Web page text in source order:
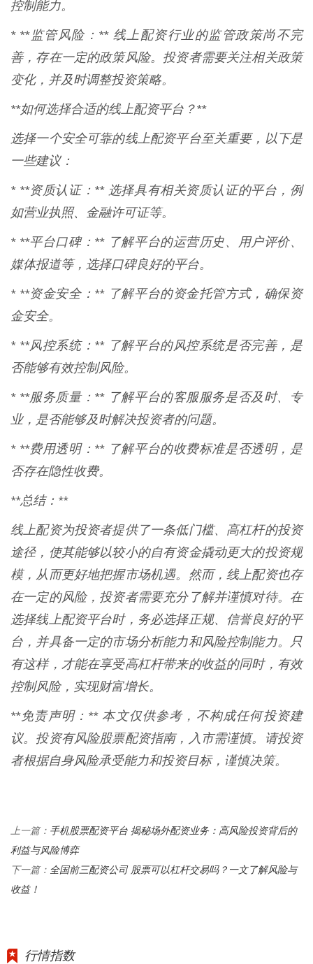
控制能力。
* **监管风险：** 线上配资行业的监管政策尚不完
善，存在一定的政策风险。投资者需要关注相关政策
变化，并及时调整投资策略。
**如何选择合适的线上配资平台？**
选择一个安全可靠的线上配资平台至关重要，以下是
一些建议：
* **资质认证：** 选择具有相关资质认证的平台，例
如营业执照、金融许可证等。
* **平台口碑：** 了解平台的运营历史、用户评价、
媒体报道等，选择口碑良好的平台。
* **资金安全：** 了解平台的资金托管方式，确保资
金安全。
* **风控系统：** 了解平台的风控系统是否完善，是
否能够有效控制风险。
* **服务质量：** 了解平台的客服服务是否及时、专
业，是否能够及时解决投资者的问题。
* **费用透明：** 了解平台的收费标准是否透明，是
否存在隐性收费。
**总结：**
线上配资为投资者提供了一条低门槛、高杠杆的投资
途径，使其能够以较小的自有资金撬动更大的投资规
模，从而更好地把握市场机遇。然而，线上配资也存
在一定的风险，投资者需要充分了解并谨慎对待。在
选择线上配资平台时，务必选择正规、信誉良好的平
台，并具备一定的市场分析能力和风险控制能力。只
有这样，才能在享受高杠杆带来的收益的同时，有效
控制风险，实现财富增长。
**免责声明：** 本文仅供参考，不构成任何投资建
议。投资有风险股票配资指南，入市需谨慎。请投资
者根据自身风险承受能力和投资目标，谨慎决策。
上一篇： 手机股票配资平台 揭秘场外配资业务：高风险投资背后的
利益与风险博弈
下一篇： 全国前三配资公司 股票可以杠杆交易吗？一文了解风险与
收益！
行情指数